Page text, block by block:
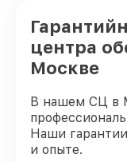
центра
Москве
В нашем СЦ в
Наши
и опыте.